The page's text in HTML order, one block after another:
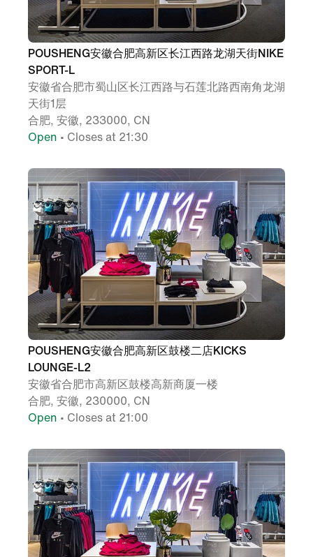
POUSHENG安徽合肥高新区长江西路龙湖天街NIKE
SPORT-L
安徽省合肥市蜀山区长江西路与石莲北路西南角龙湖
天街1层
合肥, 安徽, 233000, CN
Open • Closes at 21:30
POUSHENG安徽合肥高新区鼓楼二店KICKS
LOUNGE-L2
安徽省合肥市高新区鼓楼高新商厦一楼
合肥, 安徽, 230000, CN
Open • Closes at 21:00